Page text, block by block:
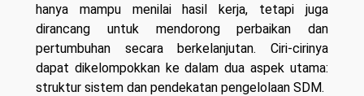
hanya mampu menilai hasil kerja, tetapi juga
dirancang untuk mendorong perbaikan dan
pertumbuhan secara berkelanjutan. Ciri-cirinya
dapat dikelompokkan ke dalam dua aspek utama:
struktur sistem dan pendekatan pengelolaan SDM.